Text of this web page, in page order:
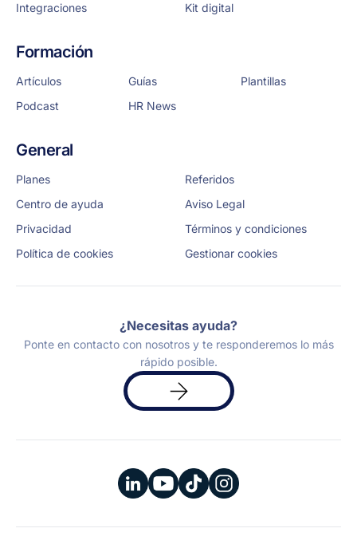
Integraciones
Kit digital
Formación
Artículos Guías
Plantillas
Podcast
HR News
General
Planes
Referidos
Centro de ayuda
Aviso Legal
Privacidad
Términos y condiciones
Política de cookies
Gestionar cookies
¿Necesitas ayuda?
Ponte en contacto con nosotros y te responderemos lo más
rápido posible.
Solicita
una
demo